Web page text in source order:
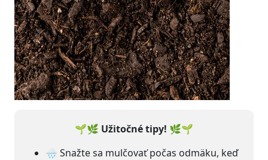
🌱🌿 Užitočné tipy! 🌿🌱
🌧 Snažte sa mulčovať počas odmäku, keď